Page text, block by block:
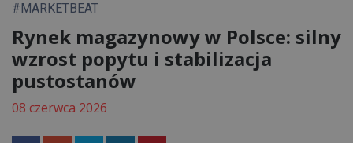
#MARKETBEAT
Rynek magazynowy w Polsce: silny
wzrost popytu i stabilizacja
pustostanów
08 czerwca 2026